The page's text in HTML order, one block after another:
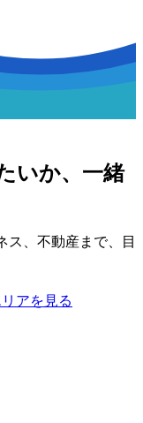
いか、一緒
ス、不動産まで、目
アを見る